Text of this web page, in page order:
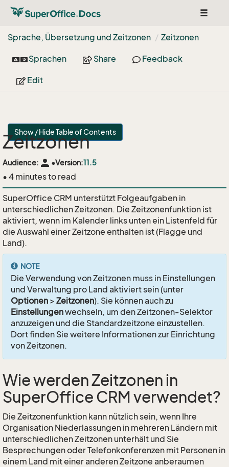
Toggle
Sprache, Übersetzung und Zeitzonen
Zeitzonen
Sprachen Share Feedback
Edit
Show / Hide Table of Contents
Zeitzonen
Audience: person •Version:11.5
• 4 minutes to read
SuperOffice CRM unterstützt Folgeaufgaben in
unterschiedlichen Zeitzonen. Die Zeitzonenfunktion ist
aktiviert, wenn im Kalender links unten ein Listenfeld für
die Auswahl einer Zeitzone enthalten ist (Flagge und
Land).
NOTE
Die Verwendung von Zeitzonen muss in Einstellungen
und Verwaltung pro Land aktiviert sein (unter
Optionen > Zeitzonen). Sie können auch zu
Einstellungenwechseln, um den Zeitzonen-Selektor
anzuzeigen und die Standardzeitzone einzustellen.
Dort finden Sie weitere Informationen zur Einrichtung
von Zeitzonen.
Wie werden Zeitzonen in
SuperOffice CRM verwendet?
Die Zeitzonenfunktion kann nützlich sein, wenn Ihre
Organisation Niederlassungen in mehreren Ländern mit
unterschiedlichen Zeitzonen unterhält und Sie
Besprechungen oder Telefonkonferenzen mit Personen in
einem Land mit einer anderen Zeitzone anberaumen